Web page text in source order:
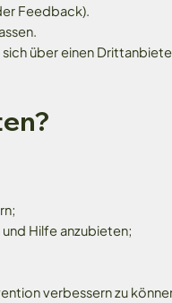
Feedback).
sich über einen
Hilfe anzubieten;
verbessern zu